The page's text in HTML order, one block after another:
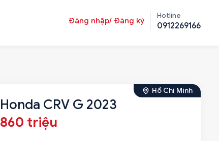
Đăng nhập/ Đăng ký
Hotline
0912269166
Hồ Chí Minh
Honda CRV G 2023
860 triệu